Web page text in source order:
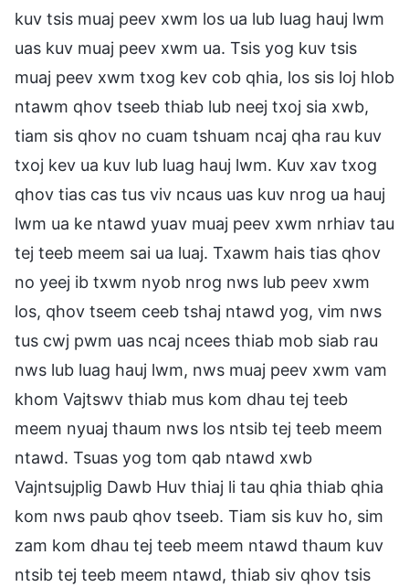
kuv tsis muaj peev xwm los ua lub luag hauj lwm
uas kuv muaj peev xwm ua. Tsis yog kuv tsis
muaj peev xwm txog kev cob qhia, los sis loj hlob
ntawm qhov tseeb thiab lub neej txoj sia xwb,
tiam sis qhov no cuam tshuam ncaj qha rau kuv
txoj kev ua kuv lub luag hauj lwm. Kuv xav txog
qhov tias cas tus viv ncaus uas kuv nrog ua hauj
lwm ua ke ntawd yuav muaj peev xwm nrhiav tau
tej teeb meem sai ua luaj. Txawm hais tias qhov
no yeej ib txwm nyob nrog nws lub peev xwm
los, qhov tseem ceeb tshaj ntawd yog, vim nws
tus cwj pwm uas ncaj ncees thiab mob siab rau
nws lub luag hauj lwm, nws muaj peev xwm vam
khom Vajtswv thiab mus kom dhau tej teeb
meem nyuaj thaum nws los ntsib tej teeb meem
ntawd. Tsuas yog tom qab ntawd xwb
Vajntsujplig Dawb Huv thiaj li tau qhia thiab qhia
kom nws paub qhov tseeb. Tiam sis kuv ho, sim
zam kom dhau tej teeb meem ntawd thaum kuv
ntsib tej teeb meem ntawd, thiab siv qhov tsis